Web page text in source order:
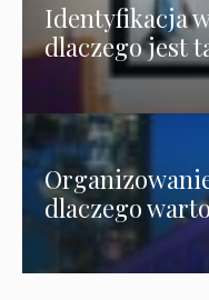
Identyfikacja
dlaczego jest
dlaczego